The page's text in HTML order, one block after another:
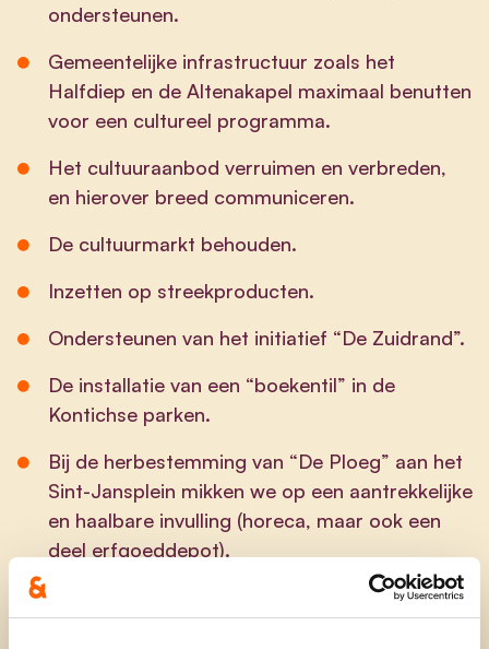
ondersteunen.
Gemeentelijke infrastructuur zoals het
Halfdiep en de Altenakapel maximaal benutten
voor een cultureel programma.
Het cultuuraanbod verruimen en verbreden,
en hierover breed communiceren.
De cultuurmarkt behouden.
Inzetten op streekproducten.
Ondersteunen van het initiatief “De Zuidrand”.
De installatie van een “boekentil” in de
Kontichse parken.
Bij de herbestemming van “De Ploeg” aan het
Sint-Jansplein mikken we op een aantrekkelijke
en haalbare invulling (horeca, maar ook een
deel erfgoeddepot).
samenwerking met Mortsel inzake de